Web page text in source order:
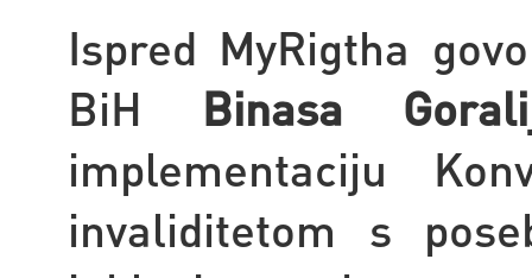
Ispred MyRigtha
BiH Binasa
implementaciju
invaliditetom s